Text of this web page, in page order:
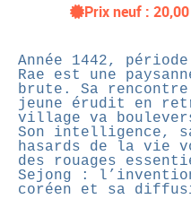
Prix neuf : 20,00
Année 1442,
Rae est une
brute. Sa rencontre
jeune érudit en
village va
Son intelligence,
hasards de la vie
des rouages
Sejong :
coréen et sa